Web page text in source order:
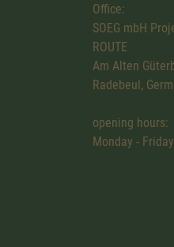
Office:
SOEG mbH
ROUTE
Am Alten
Radebeul,
opening hours:
Monday -